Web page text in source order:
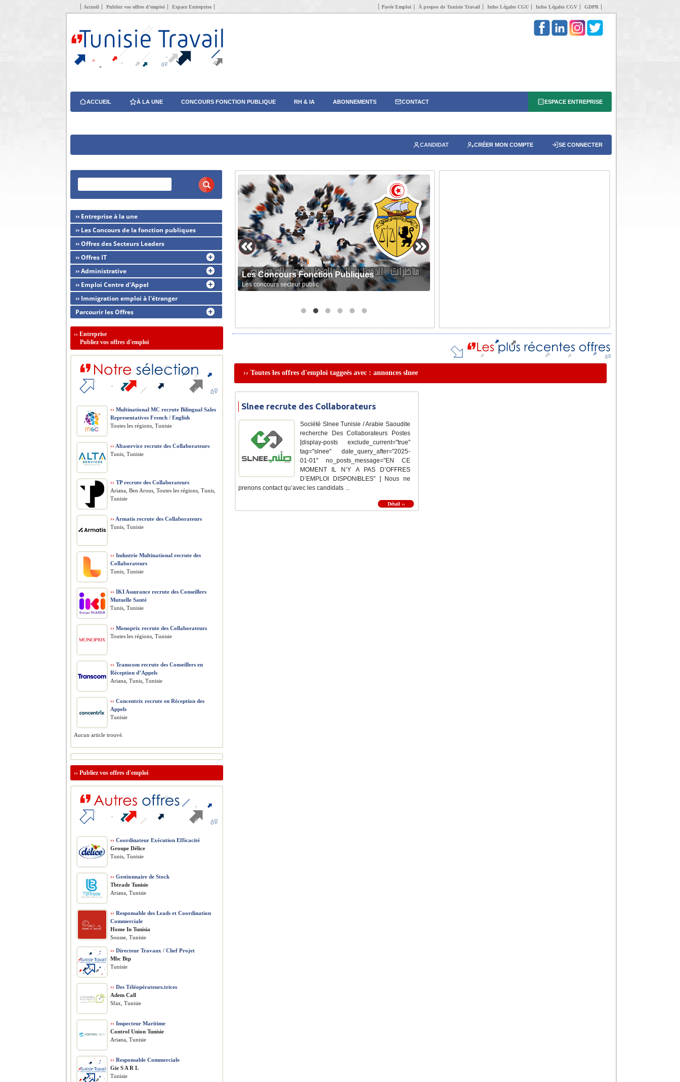
Accueil Publiez vos offres d’emploi Espace Entreprise Pavée Emploi À propos de Tunisie Travail Infos Légales CGU Infos Légales CGV GDPR
ACCUEIL À LA UNE CONCOURS FONCTION PUBLIQUE RH & IA ABONNEMENTS CONTACT ESPACE ENTREPRISE
CANDIDAT CRÉER MON COMPTE SE CONNECTER
Les Concours Fonction Publiques
Les concours secteur public
›› Toutes les offres d'emploi taggeés avec : annonces slnee
Slnee recrute des Collaborateurs
Société Slnee Tunisie / Arabie Saoudite
recherche Des Collaborateurs Postes
[display-posts exclude_current="true"
tag="slnee" date_query_after="2025-
01-01" no_posts_message="EN CE
MOMENT IL N’Y A PAS D’OFFRES
D’EMPLOI DISPONIBLES" ] Nous ne
prenons contact qu’avec les candidats ...
Détail ››
›› Entreprise à la une
›› Les Concours de la fonction publiques
›› Offres des Secteurs Leaders
›› Offres IT
›› Administrative
›› Emploi Centre d'Appel
›› Immigration emploi à l'étranger
Parcourir les Offres
›› Entreprise
Publiez vos offres d'emploi
›› Multinational MC recrute Bilingual Sales
Representatives French / English
Toutes les régions, Tunisie
›› Altaservice recrute des Collaborateurs
Tunis, Tunisie
›› TP recrute des Collaborateurs
Ariana, Ben Arous, Toutes les régions, Tunis,
Tunisie
›› Armatis recrute des Collaborateurs
Tunis, Tunisie
›› Industrie Multinational recrute des
Collaborateurs
Tunis, Tunisie
›› IKI Assurance recrute des Conseillers
Mutuelle Santé
Tunis, Tunisie
›› Monoprix recrute des Collaborateurs
Toutes les régions, Tunisie
›› Transcom recrute des Conseillers en
Réception d’Appels
Ariana, Tunis, Tunisie
›› Concentrix recrute en Réception des
Appels
Tunisie
Aucun article trouvé.
›› Publiez vos offres d'emploi
›› Coordinateur Exécution Efficacité
Groupe Délice
Tunis, Tunisie
›› Gestionnaire de Stock
Tbtrade Tunisie
Ariana, Tunisie
›› Responsable des Leads et Coordination
Commerciale
Home In Tunisia
Sousse, Tunisie
›› Directeur Travaux / Chef Projet
Mbc Btp
Tunisie
›› Des Téléopérateurs.trices
Adem Call
Sfax, Tunisie
›› Inspecteur Maritime
Control Union Tunisie
Ariana, Tunisie
›› Responsable Commerciale
Gie S A R L
Tunisie